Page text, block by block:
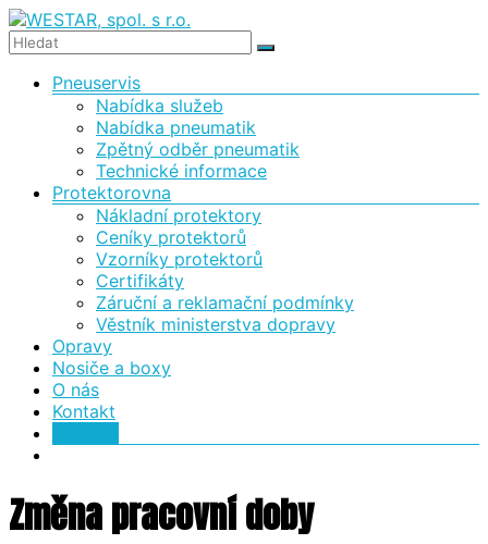
Skip
to
WESTAR,
spol.
Protektorovna
pneuservis
Menu Pneuservis
Nabídka služeb
Nabídka pneumatik
Zpětný odběr pneumatik
Technické informace
Protektorovna
Nákladní protektory
Ceníky protektorů
Vzorníky protektorů
Certifikáty
Záruční a reklamační podmínky
Věstník ministerstva dopravy
Opravy
Nosiče a boxy
O nás
Kontakt
Změna pracovní doby